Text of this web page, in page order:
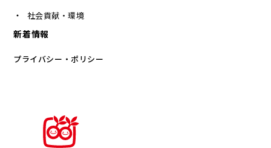
社会貢献・環境
新着情報
プライバシー・ポリシー